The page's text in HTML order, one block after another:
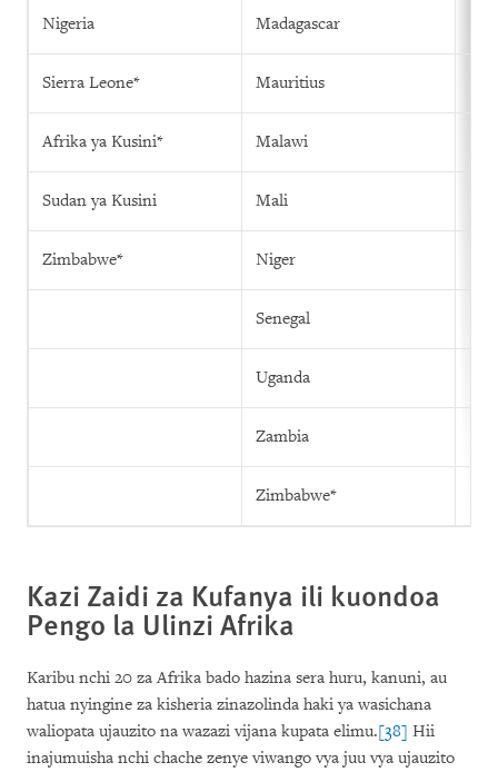
Nigeria Madagascar
Sierra Leone* Mauritius
Afrika ya Kusini* Malawi
Sudan ya Kusini Mali
Zimbabwe* Niger
Senegal
Uganda
Zambia
Zimbabwe*
Kazi Zaidi za Kufanya ili kuondoa
Pengo la Ulinzi Afrika
Karibu nchi 20 za Afrika bado hazina sera huru, kanuni, au
hatua nyingine za kisheria zinazolinda haki ya wasichana
waliopata ujauzito na wazazi vijana kupata elimu.[38] Hii
inajumuisha nchi chache zenye viwango vya juu vya ujauzito